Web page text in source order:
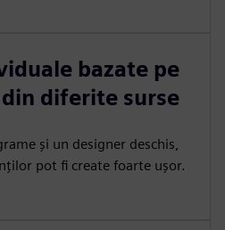
bazate pe
diferite surse
și un designer deschis,
pot fi create foarte ușor.